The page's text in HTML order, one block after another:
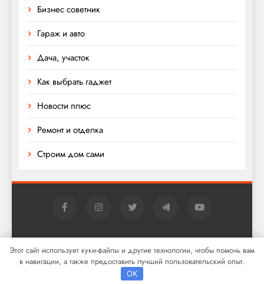
Бизнес советник
Гараж и авто
Дача, участок
Как выбрать гаджет
Новости плюс
Ремонт и отделка
Строим дом сами
Digital Newspaper - многофункциональная тема
WordPress для новостей 2026. Powered By BlazeThemes .
Этот сайт использует куки-файлы и другие технологии, чтобы помочь вам
в навигации, а также предоставить лучший пользовательский опыт.
OK